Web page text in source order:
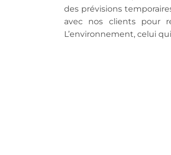
des prévisions
avec nos clients pour
L’environnement, celui